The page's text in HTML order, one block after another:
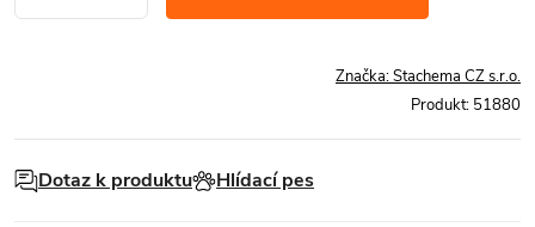
Značka:Stachema CZ s.r.o.
Produkt: 51880
Dotaz k produktu Hlídací pes